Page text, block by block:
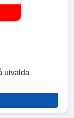
utvalda